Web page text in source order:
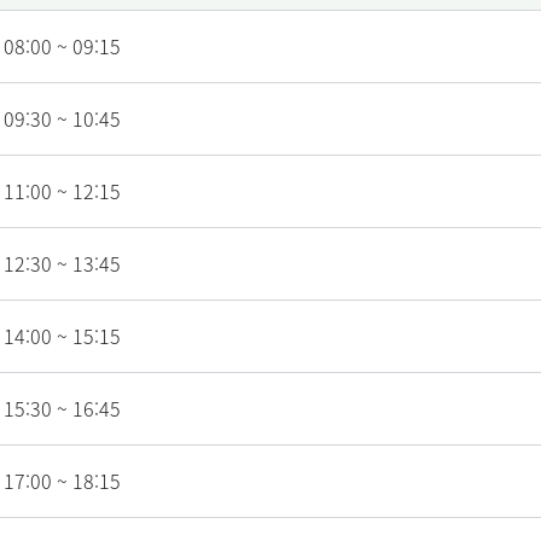
08:00 ~ 09:15
09:30 ~ 10:45
11:00 ~ 12:15
12:30 ~ 13:45
14:00 ~ 15:15
15:30 ~ 16:45
17:00 ~ 18:15